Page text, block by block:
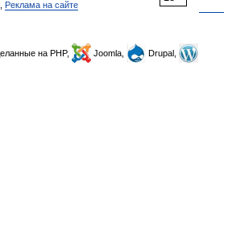
Реклама на сайте
на PHP, Joomla,
Drupal,